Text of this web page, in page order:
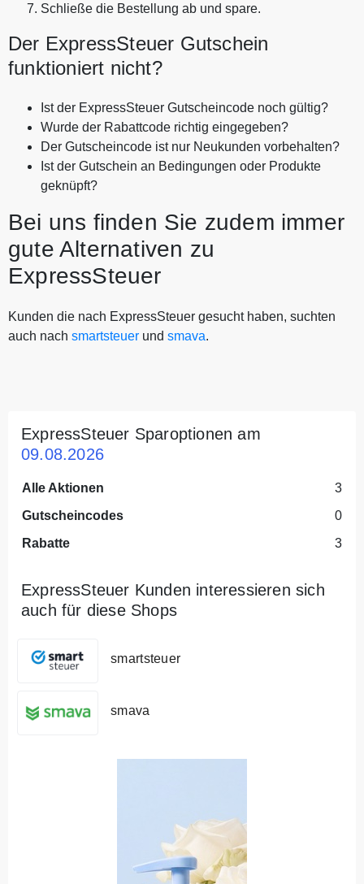
Schließe die Bestellung ab und spare.
Der ExpressSteuer Gutschein
funktioniert nicht?
Ist der ExpressSteuer Gutscheincode noch gültig?
Wurde der Rabattcode richtig eingegeben?
Der Gutscheincode ist nur Neukunden vorbehalten?
Ist der Gutschein an Bedingungen oder Produkte
geknüpft?
Bei uns finden Sie zudem immer
gute Alternativen zu
ExpressSteuer
Kunden die nach ExpressSteuer gesucht haben, suchten
auch nach smartsteuer und smava.
ExpressSteuer Sparoptionen am
09.08.2026
Alle Aktionen
3
Gutscheincodes
0
Rabatte
3
ExpressSteuer Kunden interessieren sich
auch für diese Shops
smartsteuer
smava